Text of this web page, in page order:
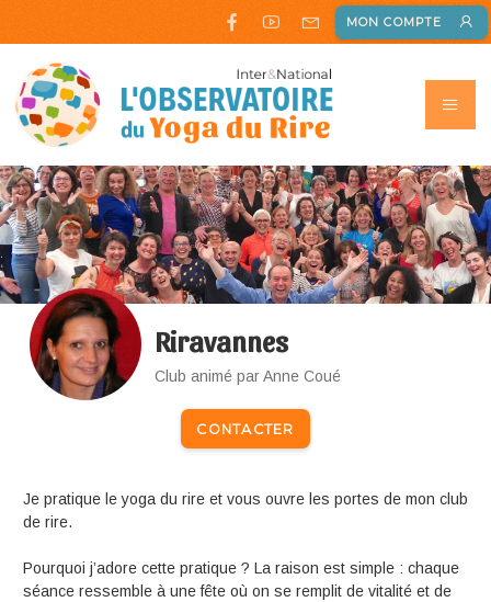
MON COMPTE
Riravannes
Club animé par Anne Coué
CONTACTER
Je pratique le yoga du rire et vous ouvre les portes de mon club
de rire.
Pourquoi j’adore cette pratique ? La raison est simple : chaque
séance ressemble à une fête où on se remplit de vitalité et de